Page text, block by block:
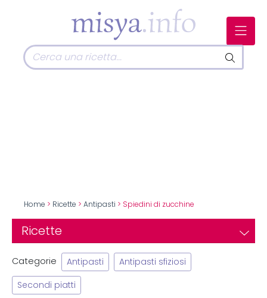
Home > Ricette > Antipasti > Spiedini di zucchine
Ricette
Categorie Antipasti Antipasti sfiziosi
Secondi piatti